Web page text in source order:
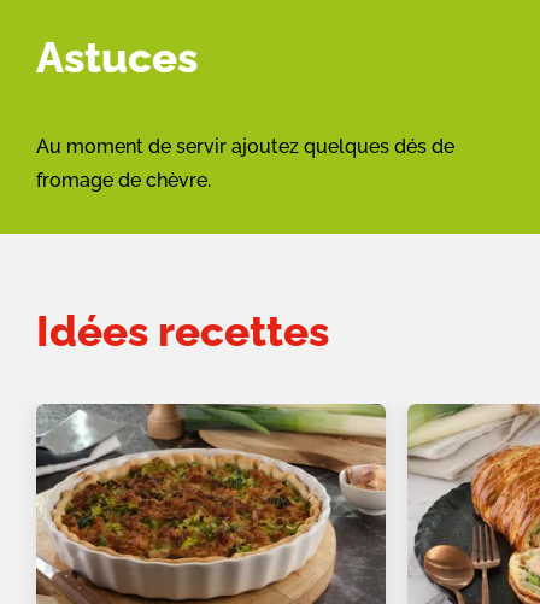
Astuces
Au moment de servir ajoutez quelques dés de
fromage de chèvre.
Idées recettes